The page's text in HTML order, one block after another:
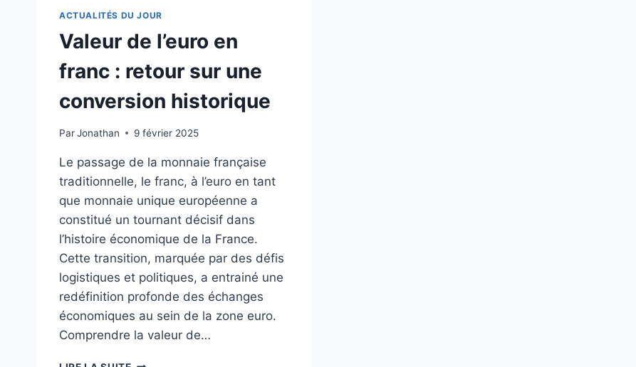
ACTUALITÉS DU JOUR
Valeur de l’euro en
franc : retour sur une
conversion historique
ParJonathan 9 février 2025
Le passage de la monnaie française
traditionnelle, le franc, à l’euro en tant
que monnaie unique européenne a
constitué un tournant décisif dans
l’histoire économique de la France.
Cette transition, marquée par des défis
logistiques et politiques, a entrainé une
redéfinition profonde des échanges
économiques au sein de la zone euro.
Comprendre la valeur de…
VALEUR